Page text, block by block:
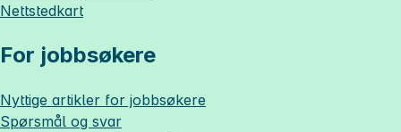
Nettstedkart
For jobbsøkere
Nyttige artikler for jobbsøkere
Spørsmål og svar